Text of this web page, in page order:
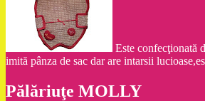
Este confecţionată
imită pânza de sac dar are intarsii
Pălăriuţe MOLLY